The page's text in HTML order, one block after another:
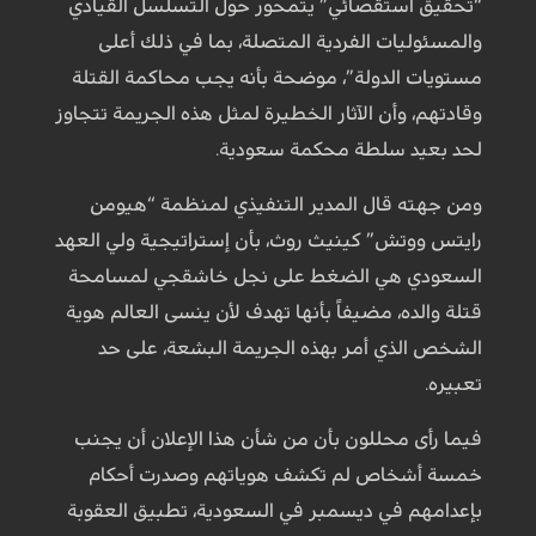
“تحقيق استقصائي” يتمحور حول التسلسل القيادي
والمسئوليات الفردية المتصلة، بما في ذلك أعلى
مستويات الدولة”، موضحة بأنه يجب محاكمة القتلة
وقادتهم، وأن الآثار الخطيرة لمثل هذه الجريمة تتجاوز
لحد بعيد سلطة محكمة سعودية.
ومن جهته قال المدير التنفيذي لمنظمة “هيومن
رايتس ووتش” كينيث روث، بأن إستراتيجية ولي العهد
السعودي هي الضغط على نجل خاشقجي لمسامحة
قتلة والده، مضيفاً بأنها تهدف لأن ينسى العالم هوية
الشخص الذي أمر بهذه الجريمة البشعة، على حد
تعبيره.
فيما رأى محللون بأن من شأن هذا الإعلان أن يجنب
خمسة أشخاص لم تكشف هوياتهم وصدرت أحكام
بإعدامهم في ديسمبر في السعودية، تطبيق العقوبة